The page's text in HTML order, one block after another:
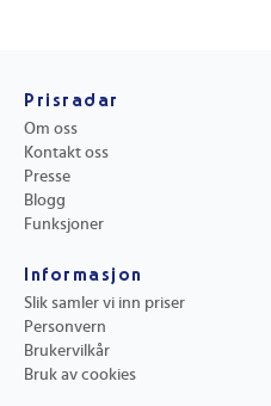
Prisradar
Om oss
Kontakt oss
Presse
Blogg
Funksjoner
Informasjon
Slik samler vi inn priser
Personvern
Brukervilkår
Bruk av cookies